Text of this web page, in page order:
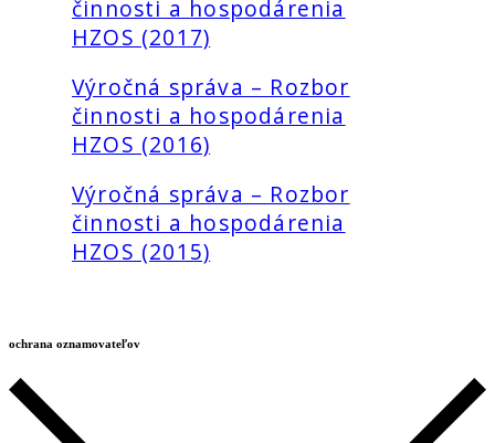
činnosti a hospodárenia
HZOS (2017)
Výročná správa – Rozbor
činnosti a hospodárenia
HZOS (2016)
Výročná správa – Rozbor
činnosti a hospodárenia
HZOS (2015)
ochrana oznamovateľov